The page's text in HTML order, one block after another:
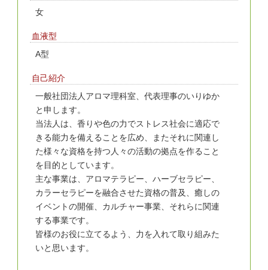
女
血液型
A型
自己紹介
一般社団法人アロマ理科室、代表理事のいりゆか
と申します。
当法人は、香りや色の力でストレス社会に適応で
きる能力を備えることを広め、またそれに関連し
た様々な資格を持つ人々の活動の拠点を作ること
を目的としています。
主な事業は、アロマテラピー、ハーブセラピー、
カラーセラピーを融合させた資格の普及、癒しの
イベントの開催、カルチャー事業、それらに関連
する事業です。
皆様のお役に立てるよう、力を入れて取り組みた
いと思います。